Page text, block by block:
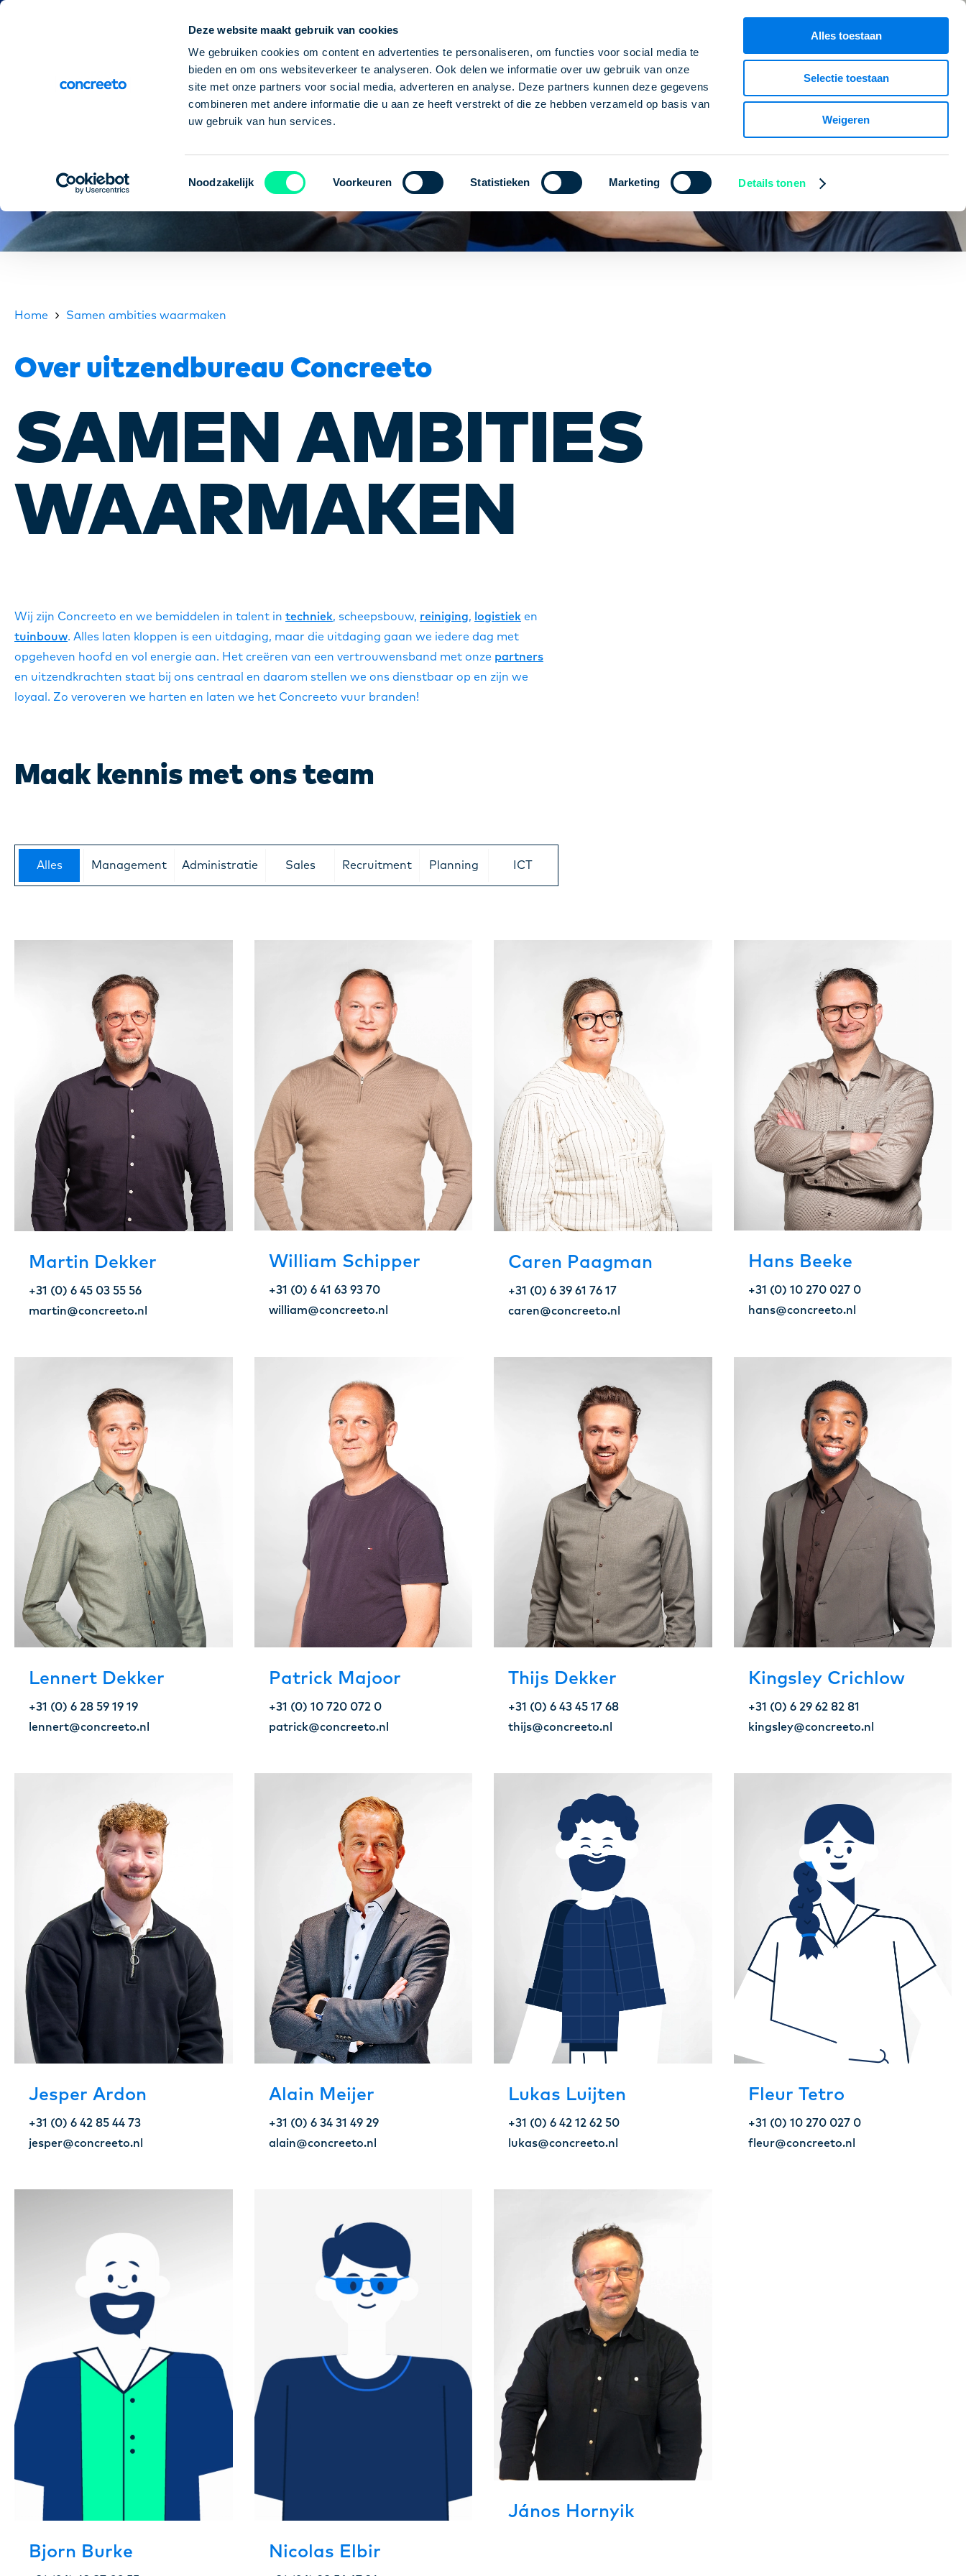
Deze website maakt gebruik van cookies
We gebruiken cookies om content en advertenties te personaliseren, om functies voor social media te
bieden en om ons websiteverkeer te analyseren. Ook delen we informatie over uw gebruik van onze
site met onze partners voor social media, adverteren en analyse. Deze partners kunnen deze gegevens
combineren met andere informatie die u aan ze heeft verstrekt of die ze hebben verzameld op basis van
uw gebruik van hun services.
Toestemmingsselectie
Noodzakelijk Voorkeuren Statistieken Marketing Details tonen
Alles toestaan
Selectie toestaan
Weigeren
CV builder
Elke woensdag salaris 95% Binnen 2 dagen aan het werk
Home Samen ambities waarmaken
Over uitzendbureau Concreeto
SAMEN AMBITIES
WAARMAKEN
Wij zijn Concreeto en we bemiddelen in talent in techniek, scheepsbouw, reiniging, logistiek en
tuinbouw. Alles laten kloppen is een uitdaging, maar die uitdaging gaan we iedere dag met
opgeheven hoofd en vol energie aan. Het creëren van een vertrouwensband met onze partners
en uitzendkrachten staat bij ons centraal en daarom stellen we ons dienstbaar op en zijn we
loyaal. Zo veroveren we harten en laten we het Concreeto vuur branden!
Maak kennis met ons team
Alles Management Administratie Sales Recruitment Planning ICT
Martin Dekker
+31 (0) 6 45 03 55 56
martin@concreeto.nl
William Schipper
+31 (0) 6 41 63 93 70
william@concreeto.nl
Caren Paagman
+31 (0) 6 39 61 76 17
caren@concreeto.nl
Hans Beeke
+31 (0) 10 270 027 0
hans@concreeto.nl
Lennert Dekker
+31 (0) 6 28 59 19 19
lennert@concreeto.nl
Patrick Majoor
+31 (0) 10 720 072 0
patrick@concreeto.nl
Thijs Dekker
+31 (0) 6 43 45 17 68
thijs@concreeto.nl
Kingsley Crichlow
+31 (0) 6 29 62 82 81
kingsley@concreeto.nl
Jesper Ardon
+31 (0) 6 42 85 44 73
jesper@concreeto.nl
Alain Meijer
+31 (0) 6 34 31 49 29
alain@concreeto.nl
Lukas Luijten
+31 (0) 6 42 12 62 50
lukas@concreeto.nl
Fleur Tetro
+31 (0) 10 270 027 0
fleur@concreeto.nl
Bjorn Burke Nicolas Elbir
János Hornyik